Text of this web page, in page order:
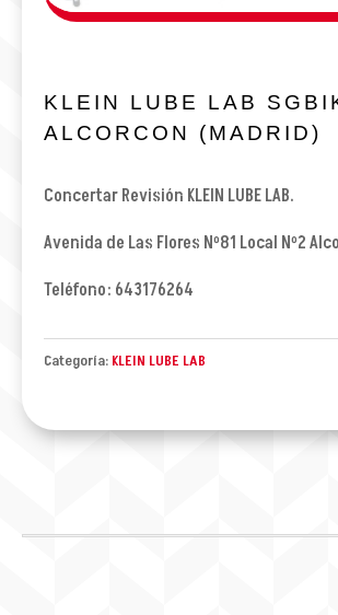
KLEIN LUBE LAB
ALCORCON (MADRID)
Concertar Revisión KLEIN LUBE LAB.
Avenida de Las Flores Nº81 Local Nº2
Teléfono: 643176264
Categoría: KLEIN LUBE LAB